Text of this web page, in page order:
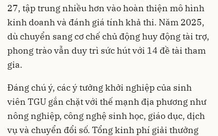
27, tập trung nhiều hơn vào hoàn thiện mô hình
kinh doanh và đánh giá tính khả thi. Năm 2025,
dù chuyển sang cơ chế chủ động huy động tài trợ,
phong trào vẫn duy trì sức hút với 14 đề tài tham
gia.
Đáng chú ý, các ý tưởng khởi nghiệp của sinh
viên TGU gắn chặt với thế mạnh địa phương như
nông nghiệp, công nghệ sinh học, giáo dục, dịch
vụ và chuyển đổi số. Tổng kinh phí giải thưởng